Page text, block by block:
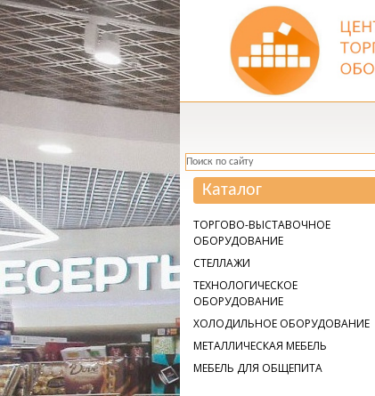
Каталог
ТОРГОВО-ВЫСТАВОЧНОЕ
ОБОРУДОВАНИЕ
СТЕЛЛАЖИ
ТЕХНОЛОГИЧЕСКОЕ
ОБОРУДОВАНИЕ
ХОЛОДИЛЬНОЕ ОБОРУДОВАНИЕ
МЕТАЛЛИЧЕСКАЯ МЕБЕЛЬ
МЕБЕЛЬ ДЛЯ ОБЩЕПИТА